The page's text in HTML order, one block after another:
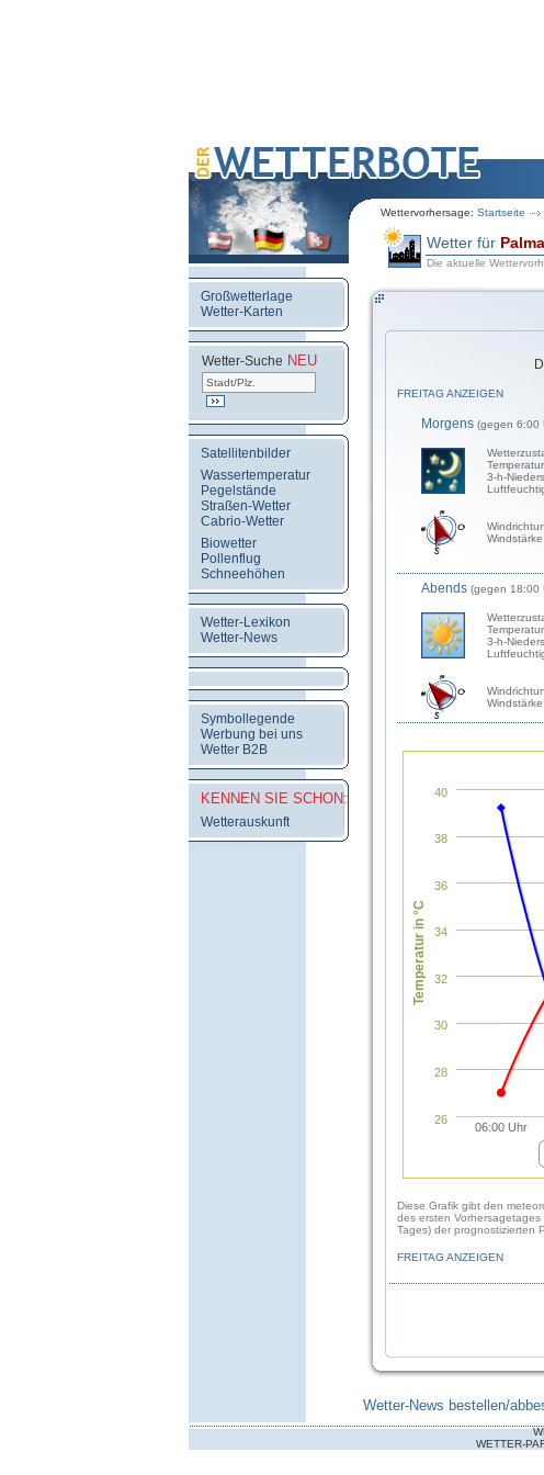
Wettervorhersage: Startseite
Großwetterlage
Wetter-Karten
Wetter-Suche NEU
Satellitenbilder
Wassertemperatur
Pegelstände
Straßen-Wetter
Cabrio-Wetter
Biowetter
Pollenflug
Schneehöhen
Wetter-Lexikon
Wetter-News
Symbollegende
Werbung bei uns
Wetter B2B
KENNEN SIE SCHON:
Wetterauskunft
Wetter für
Die aktuelle
FREITAG ANZEIGEN
Morgens (gegen 6:00
3-h-
Windstärke:
Abends (gegen 18:00
3-h-
Windstärke:
Temperatur in °C
06:00 Uhr
26
28
30
32
34
36
38
40
Diese Grafik gibt den
des ersten
Tages) der prognostizierten
FREITAG ANZEIGEN
Wetter-News bestellen/
WETTER-